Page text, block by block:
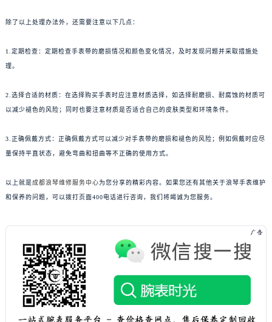
除了以上处理办法外，还需要注意以下几点：
1.定期检查：定期检查手表带的磨损情况和颜色变化情况，及时发现问题并采取措施处
理。
2.选择合适的材质：在选择购买手表时应注意材质选择，如选择耐磨损、耐腐蚀的材质可
以减少褪色的风险；同时也要注意材质是否适合自己的皮肤类型和环境条件。
3.正确佩戴方式：正确佩戴方式可以减少对手表带的磨损和褪色的风险；例如佩戴时应尽
量保持平直状态，避免弯曲和扭曲等不正确的使用方式。
以上就是成都浪琴维修服务中心为您分享的精彩内容。如果您还有其他关于浪琴手表维护
和保养的问题，可以拨打页面400电话进行咨询，我们将竭诚为您服务。